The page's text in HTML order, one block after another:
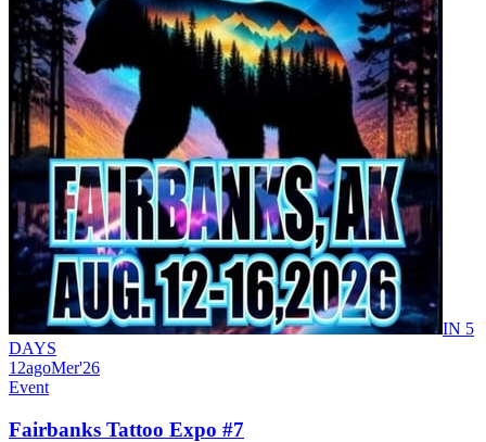
IN 5
DAYS
12agoMer'26
Event
Fairbanks Tattoo Expo #7